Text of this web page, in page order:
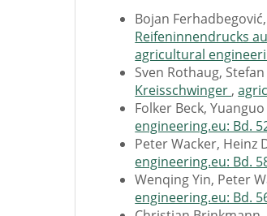
Bojan
Reifeninnendrucks
agricultural
Sven Rothaug,
Kreisschwinger ,
Folker Beck,
engineering.eu: Bd.
Peter Wacker, Heinz
engineering.eu: Bd.
Wenqing Yin, Peter
engineering.eu: Bd.